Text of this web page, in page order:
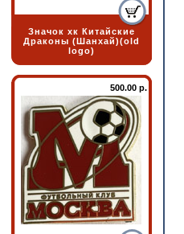
Значок хк Китайские
Драконы (Шанхай)(old
logo)
500.00 р.